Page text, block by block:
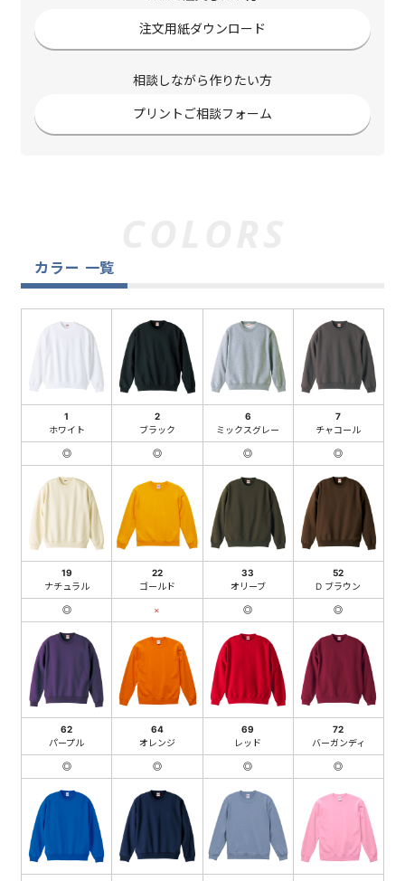
注文用紙ダウンロード
相談しながら作りたい方
プリントご相談フォーム
カラー 一覧
1
ホワイト
◎
2
ブラック
◎
6
ミックスグレー
◎
7
チャコール
◎
19
ナチュラル
◎
22
ゴールド
×
33
オリーブ
◎
52
D ブラウン
◎
62
パープル
◎
64
オレンジ
◎
69
レッド
◎
72
バーガンディ
◎